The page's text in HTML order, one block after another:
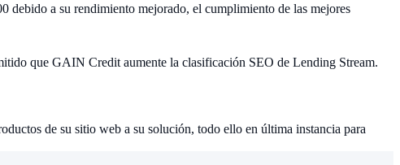
debido a su rendimiento mejorado, el cumplimiento de las mejores
que GAIN Credit aumente la clasificación SEO de Lending Stream.
de su sitio web a su solución, todo ello en última instancia para